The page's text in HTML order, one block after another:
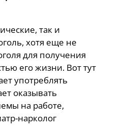
так и
хотя еще не
для получения
его жизни. Вот тут
употреблять
оказывать
на работе,
нарколог